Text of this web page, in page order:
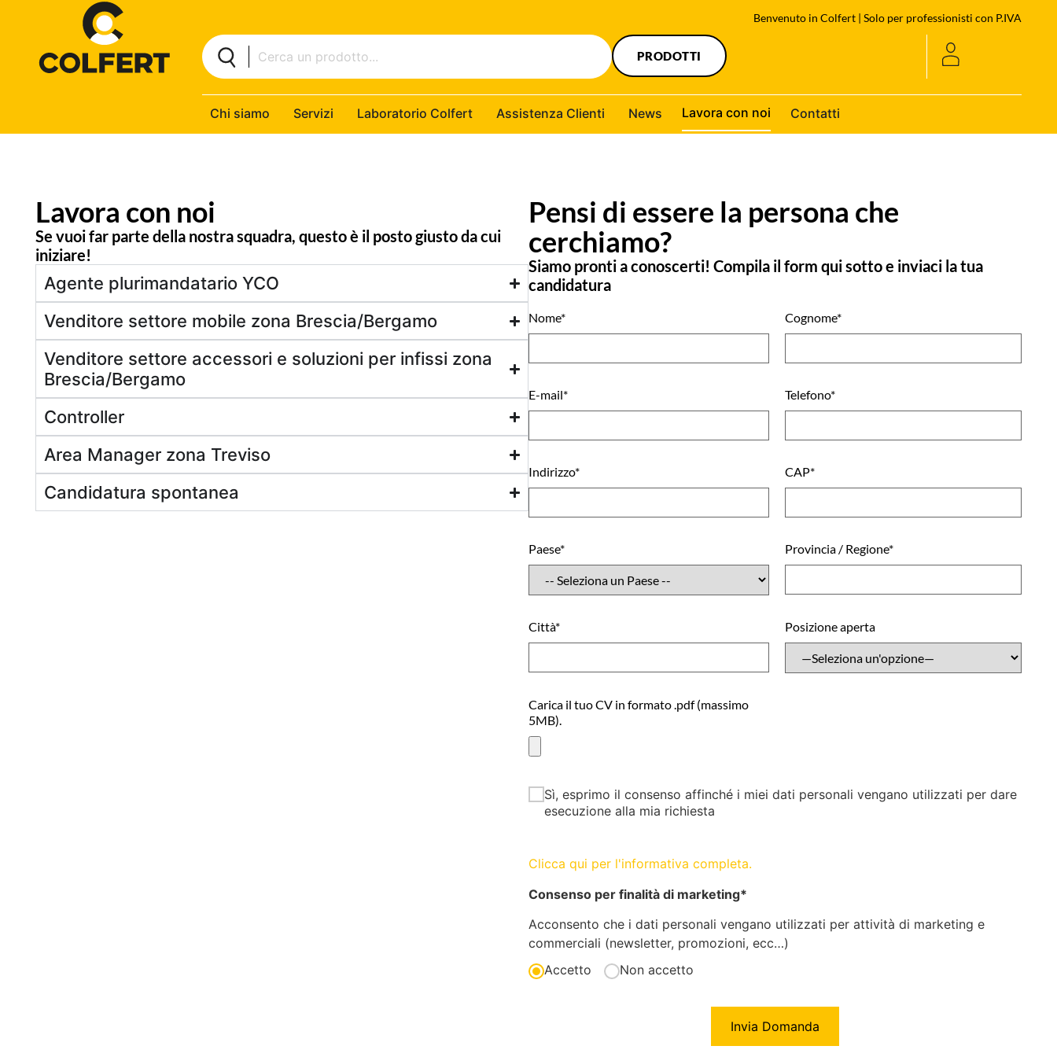
Benvenuto in Colfert | Solo per professionisti con P.IVA
PRODOTTI
Chi siamo Servizi Laboratorio Colfert Assistenza Clienti News Lavora con noi Contatti
Lavora con noi
Se vuoi far parte della nostra squadra, questo è il posto giusto da cui
iniziare!
Agente plurimandatario YCO
Venditore settore mobile zona Brescia/Bergamo
Venditore settore accessori e soluzioni per infissi zona
Brescia/Bergamo
Controller
Area Manager zona Treviso
Candidatura spontanea
Pensi di essere la persona che
cerchiamo?
Siamo pronti a conoscerti! Compila il form qui sotto e inviaci la tua
candidatura
Nome* Cognome*
E-mail* Telefono*
Indirizzo* CAP*
Paese* Provincia / Regione*
Città* Posizione aperta
Carica il tuo CV in formato .pdf (massimo
5MB).
Sì, esprimo il consenso affinché i miei dati personali vengano utilizzati per dare
esecuzione alla mia richiesta
Clicca qui per l'informativa completa.
Consenso per finalità di marketing*
Acconsento che i dati personali vengano utilizzati per attività di marketing e
commerciali (newsletter, promozioni, ecc…)
Accetto
Non accetto